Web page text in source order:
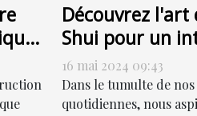
Découvrez l'art
Shui pour un
harmonieux
16 mai 2024 09:43
Dans le tumulte de nos
quotidiennes, nous